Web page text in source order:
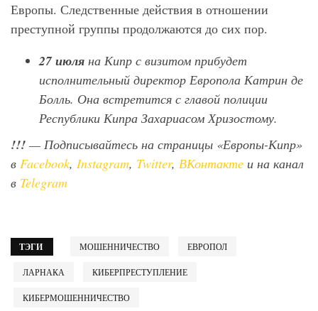
Европы. Следственные действия в отношении
преступной группы продолжаются до сих пор.
27 июля на Кипр с визитом прибудет
исполнительный директор Европола Катрин де
Болль. Она встретится с главой полиции
Республики Кипра Захариасом Хризостому.
!!! — Подписывайтесь на страницы «Европы-Кипр»
в Facebook, Instagram, Twitter, ВКонтакте и на канал
в Telegram
ТЭГИ МОШЕННИЧЕСТВО ЕВРОПОЛ
ЛАРНАКА КИБЕРПРЕСТУПЛЕНИЕ
КИБЕРМОШЕННИЧЕСТВО